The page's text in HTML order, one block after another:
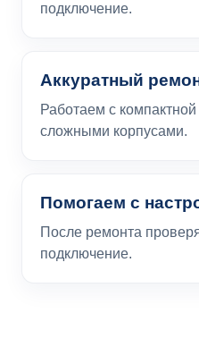
подключение.
Аккуратный
Работаем с компактной
сложными корпусами.
Помогаем с
После ремонта
подключение.